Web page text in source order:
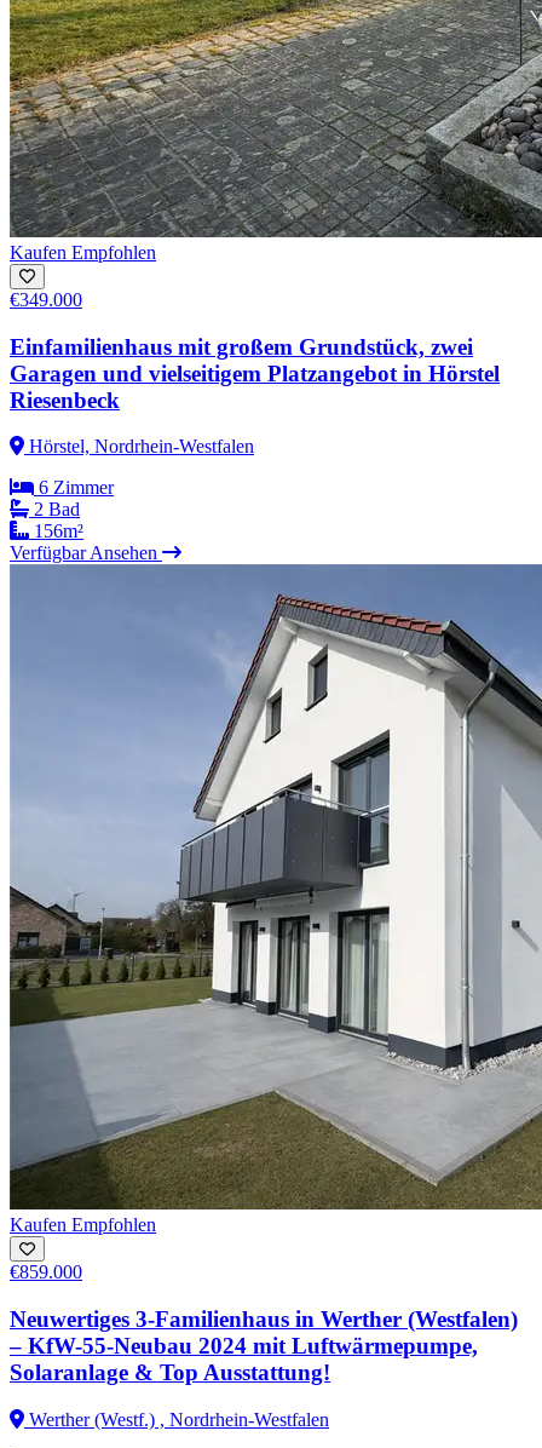
Kaufen Empfohlen
€349.000
Einfamilienhaus mit großem Grundstück, zwei
Garagen und vielseitigem Platzangebot in Hörstel
Riesenbeck
Hörstel, Nordrhein-Westfalen
6 Zimmer
2 Bad
156m²
VerfügbarAnsehen
Kaufen Empfohlen
€859.000
Neuwertiges 3-Familienhaus in Werther (Westfalen)
– KfW-55-Neubau 2024 mit Luftwärmepumpe,
Solaranlage & Top Ausstattung!
Werther (Westf.) , Nordrhein-Westfalen